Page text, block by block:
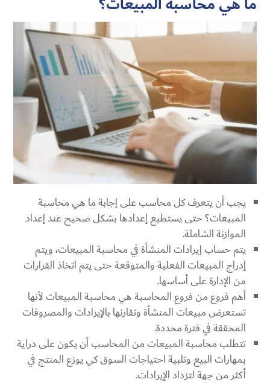
يجب أن يتعرف كل محاسب على إجابة ما هي محاسبة
المبيعات؟ حتى يستطيع إعدادها بشكل صحيح عند إعداد
الموازنة الشاملة.
يتم حساب إيرادات المنشأة في محاسبة المبيعات، ويتم
إدراج المبيعات الفعلية والمتوقعة حتى يتم اتخاذ القرارات
من الإدارة على أساسها.
أهم فروع من فروع المحاسبة هي محاسبة المبيعات لأنها
تستعرض مبيعات المنشأة وتقارنها بالإيرادات والمصروفات
المحققة في فترة محددة.
تتطلب محاسبة المبيعات من المحاسب أن يكون على دراية
بمهارات البيع وتلبية احتياجات السوق كي يوزع المنتج في
أكثر من جهة لتزداد الإيرادات.